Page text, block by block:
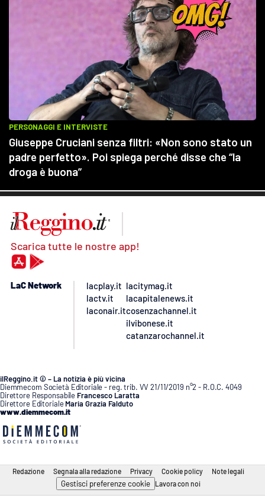
Scarica tutte le nostre app!
LaC Network
lacplay.it
lactv.it
laconair.it
lacitymag.it
lacapitalenews.it
cosenzachannel.it
ilvibonese.it
catanzarochannel.it
ilReggino.it © – La notizia è più vicina
Diemmecom Società Editoriale - reg. trib. VV 21/11/2019 n°2 - R.O.C. 4049
Direttore Responsabile Francesco Laratta
Direttore Editoriale Maria Grazia Falduto
www.diemmecom.it
Redazione Segnala alla redazione Privacy Cookie policy Note legali
Gestisci preferenze cookie Lavora con noi